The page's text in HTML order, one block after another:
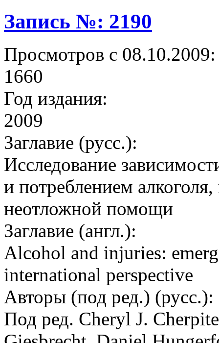
Запись №: 2190
Просмотров с 08.10.2009:
1660
Год издания:
2009
Заглавие (русс.):
Исследование
и потреблением
неотложной помощи
Заглавие (англ.):
Alcohol and injuries:
international perspective
Авторы (под ред.) (русс.):
Под ред. Cheryl J.